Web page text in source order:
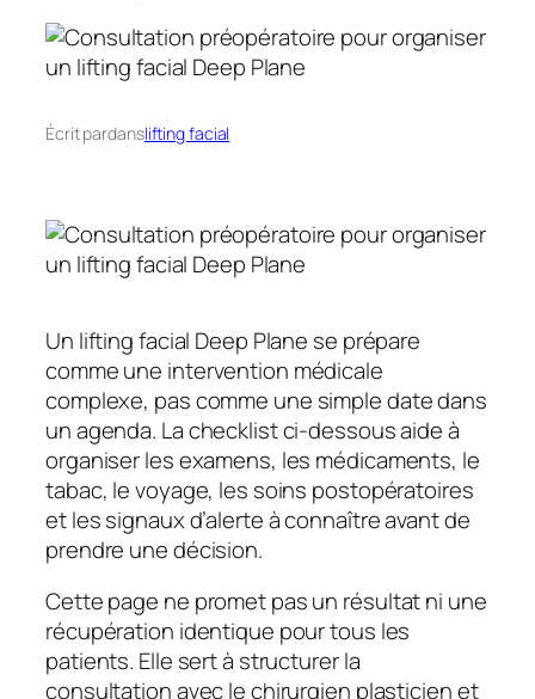
Écrit pardanslifting facial
Un lifting facial Deep Plane se prépare
comme une intervention médicale
complexe, pas comme une simple date dans
un agenda. La checklist ci-dessous aide à
organiser les examens, les médicaments, le
tabac, le voyage, les soins postopératoires
et les signaux d’alerte à connaître avant de
prendre une décision.
Cette page ne promet pas un résultat ni une
récupération identique pour tous les
patients. Elle sert à structurer la
consultation avec le chirurgien plasticien et